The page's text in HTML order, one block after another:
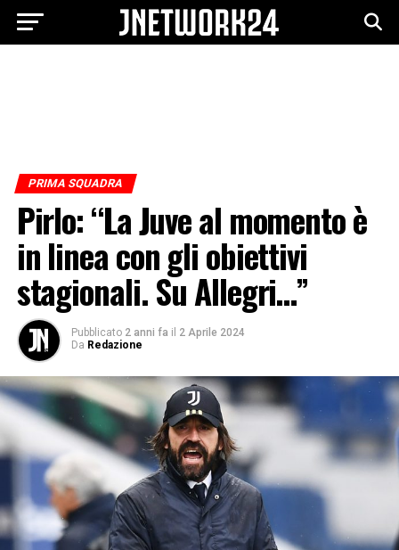
PRIMA SQUADRA
Pirlo: “La Juve al momento è
in linea con gli obiettivi
stagionali. Su Allegri…”
Pubblicato 2 anni fa il 2 Aprile 2024
Da Redazione